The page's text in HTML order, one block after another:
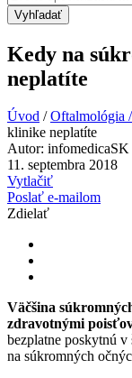
Vyhľadať
Kedy na
neplatíte
Úvod /Oftalmológia
klinike neplatíte
Autor: infomedicaSK
11. septembra 2018
Vytlačiť
Poslať e-mailom
Zdielať
Väčšina
zdravotnými
bezplatne poskytnú v
na súkromných